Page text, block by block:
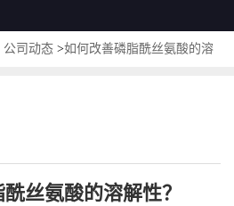
公司动态 >如何改善磷脂酰丝氨酸的溶
丝氨酸的溶解性？